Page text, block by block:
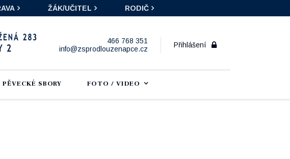
ŽÁK/UČITEL RODIČ
Přihlášení
466 768 351
info@zsprodlouzenapce.cz
PĚVECKÉ SBORY FOTO / VIDEO